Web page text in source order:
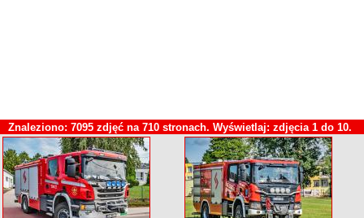
Znaleziono: 7095 zdjęć na 710 stronach. Wyświetlaj: zdjęcia 1 do 10.